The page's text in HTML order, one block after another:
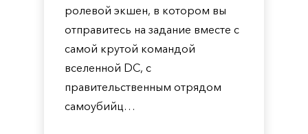
ролевой экшен, в котором вы
отправитесь на задание вместе с
самой крутой командой
вселенной DC, с
правительственным отрядом
самоубийц…